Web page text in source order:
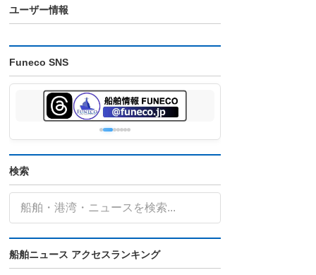
ユーザー情報
Funeco SNS
検索
船舶ニュース アクセスランキング